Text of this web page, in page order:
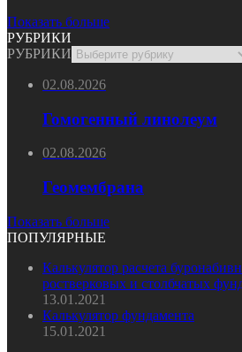
Показать больше
РУБРИКИ
РУБРИКИ
02.08.2026
Гомогенный линолеум
02.08.2026
Геомембрана
Показать больше
ПОПУЛЯРНЫЕ
Калькулятор расчета
ростверковых и столбчатых
13.01.2021
Калькулятор фундамента
15.01.2021